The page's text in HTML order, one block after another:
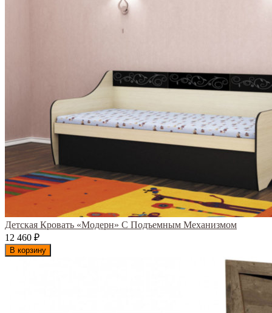
Детская Кровать «Модерн» С Подъемным Механизмом
12 460 ₽
В корзину